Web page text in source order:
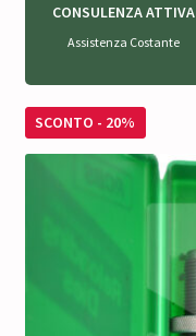
CONSULENZA ATTIVA
Assistenza Costante
SCONTO - 20%